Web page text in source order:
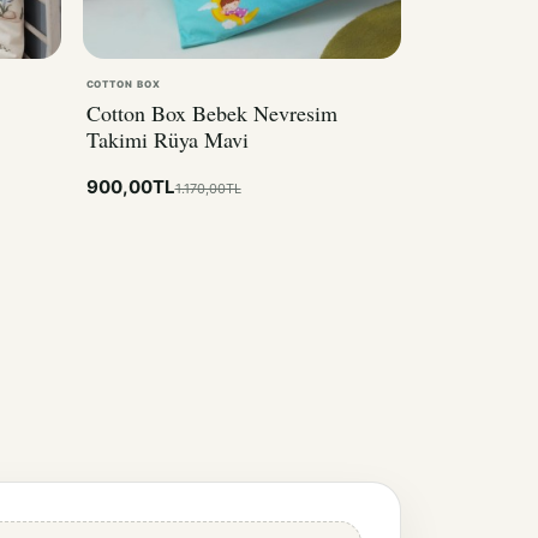
COTTON BOX
Cotton Box Bebek Nevresim
Takimi Rüya Mavi
900,00TL1.170,00TL